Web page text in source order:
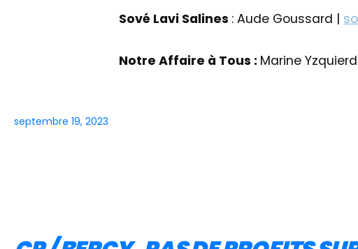
Sové Lavi Salines : Aude Goussard |
Notre Affaire à Tous : Marine
septembre 19, 2023